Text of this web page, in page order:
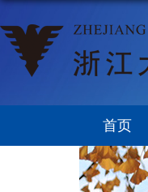
首页